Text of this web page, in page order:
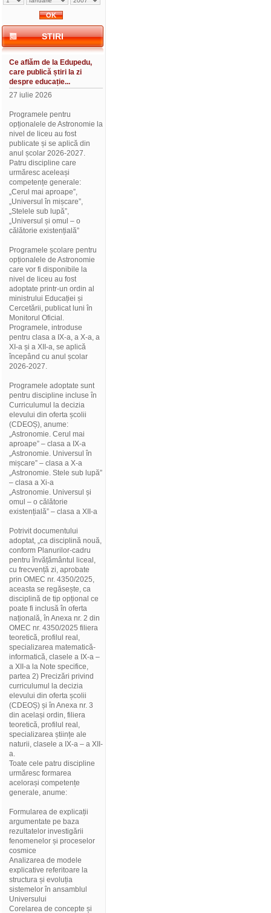
STIRI
Ce aflăm de la Edupedu,
care publică știri la zi
despre educație...
27 iulie 2026
Programele pentru
opționalele de Astronomie la
nivel de liceu au fost
publicate și se aplică din
anul școlar 2026-2027.
Patru discipline care
urmăresc aceleași
competențe generale:
„Cerul mai aproape”,
„Universul în mișcare”,
„Stelele sub lupă”,
„Universul și omul – o
călătorie existențială”
Programele școlare pentru
opționalele de Astronomie
care vor fi disponibile la
nivel de liceu au fost
adoptate printr-un ordin al
ministrului Educației și
Cercetării, publicat luni în
Monitorul Oficial.
Programele, introduse
pentru clasa a IX-a, a X-a, a
XI-a și a XII-a, se aplică
începând cu anul școlar
2026-2027.
Programele adoptate sunt
pentru discipline incluse în
Curriculumul la decizia
elevului din oferta școlii
(CDEOȘ), anume:
„Astronomie. Cerul mai
aproape” – clasa a IX-a
„Astronomie. Universul în
mișcare” – clasa a X-a
„Astronomie. Stele sub lupă”
– clasa a Xi-a
„Astronomie. Universul și
omul – o călătorie
existențială” – clasa a XII-a
Potrivit documentului
adoptat, „ca disciplină nouă,
conform Planurilor-cadru
pentru învățământul liceal,
cu frecvență zi, aprobate
prin OMEC nr. 4350/2025,
aceasta se regăsește, ca
disciplină de tip opțional ce
poate fi inclusă în oferta
națională, în Anexa nr. 2 din
OMEC nr. 4350/2025 filiera
teoretică, profilul real,
specializarea matematică-
informatică, clasele a IX-a –
a XII-a la Note specifice,
partea 2) Precizări privind
curriculumul la decizia
elevului din oferta școlii
(CDEOȘ) și în Anexa nr. 3
din același ordin, filiera
teoretică, profilul real,
specializarea științe ale
naturii, clasele a IX-a – a XII-
a.
Toate cele patru discipline
urmăresc formarea
acelorași competențe
generale, anume:
Formularea de explicații
argumentate pe baza
rezultatelor investigării
fenomenelor și proceselor
cosmice
Analizarea de modele
explicative referitoare la
structura și evoluția
sistemelor în ansamblul
Universului
Corelarea de concepte și